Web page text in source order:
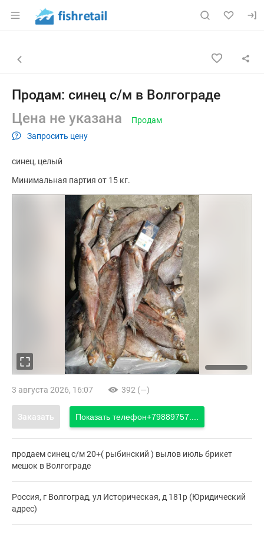
Раздел навигации по сайту fishretail.ru
Объявление: Продам: синец с/
Навигация и управление объявлением
Назад к списку объявлений
Продам: синец с/м в Волгограде
Цена не указана
Запросить цену
Продам
синец целый
Минимальная партия от 15 кг.
3 августа 2026, 16:07 392 (—)
Заказать Показать телефон+79889757....
продаем синец с/м 20+( рыбинский ) вылов июль брикет
мешок в Волгограде
Россия, г Волгоград, ул Историческая, д 181р (Юридический
адрес)